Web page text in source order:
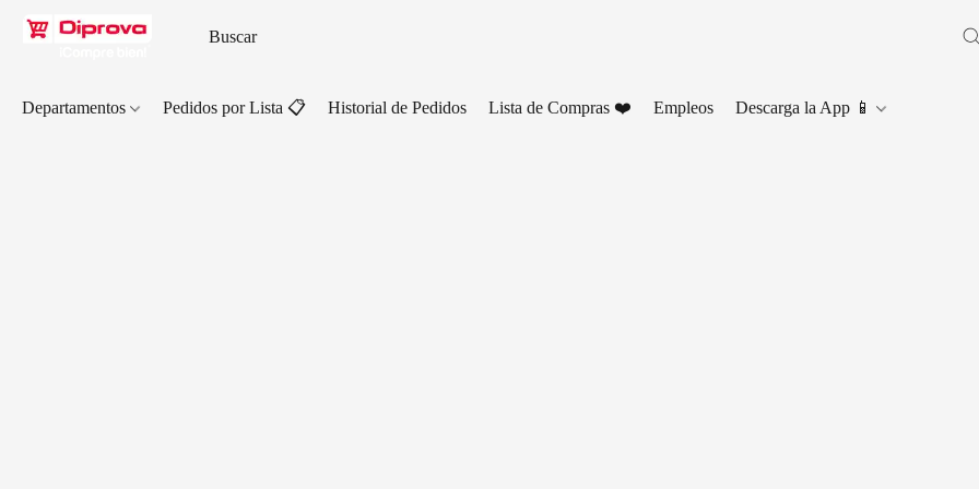
Departamentos Pedidos por Lista 📋 Historial de Pedidos Lista de Compras ❤️ Empleos Descarga la App 📱